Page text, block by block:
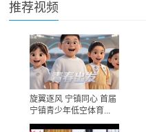
推荐视频
旋翼逐风 宁镇同心 首届
宁镇青少年低空体育...